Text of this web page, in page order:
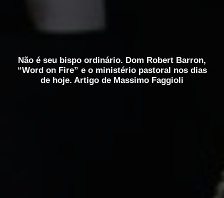
Não é seu bispo ordinário. Dom Robert Barron,
“Word on Fire” e o ministério pastoral nos dias
de hoje. Artigo de Massimo Faggioli